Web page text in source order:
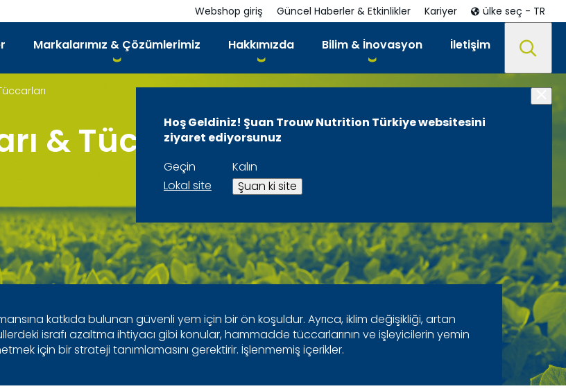
Markalarımız & Çözümlerimiz Hakkımızda Bilim & İnovasyon İletişim
Webshop giriş Güncel Haberler & Etkinlikler Kariyer ülke seç - TR
Hoş Geldiniz! Şuan Trouw Nutrition Türkiye websitesini
ziyaret ediyorsunuz
Geçin
Lokal site
Kalın
Şuan ki site
& Tüccarları
katkıda bulunan güvenli yem için bir ön koşuldur. Ayrıca, iklim değişikliği, artan
israfı azaltma ihtiyacı gibi konular, hammadde tüccarlarının ve işleyicilerin yemin
için bir strateji tanımlamasını gerektirir. İşlenmemiş içerikler.